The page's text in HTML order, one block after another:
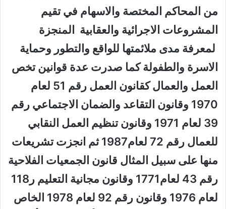
من المحاكم المختصة والاسهام في تقيم
المشروعات الاجرائية والعقابية المنجزة
لمعرفة مدى ملائمتها للواقع والتطور وحماية
الاسرة والطفولة كما صدرت عدة قوانين تخص
العمل والعمال كقانون العمل رقم 51 لعام
1970 وقانون التقاعد والضمان الاجتماعي رقم
39 لعام 1971 وقانون تنظيم العمل النقابي
للعمال رقم 72 لعام1987 ثم انجزت تشريعات
منها على سبيل المثال قانون الجمعيات الفلاحية
رقم 43 لعام1771 وقانون مجانية التعليم ر118
لعام 1976 وقانون رقم 92 لعام 1978 الخاص